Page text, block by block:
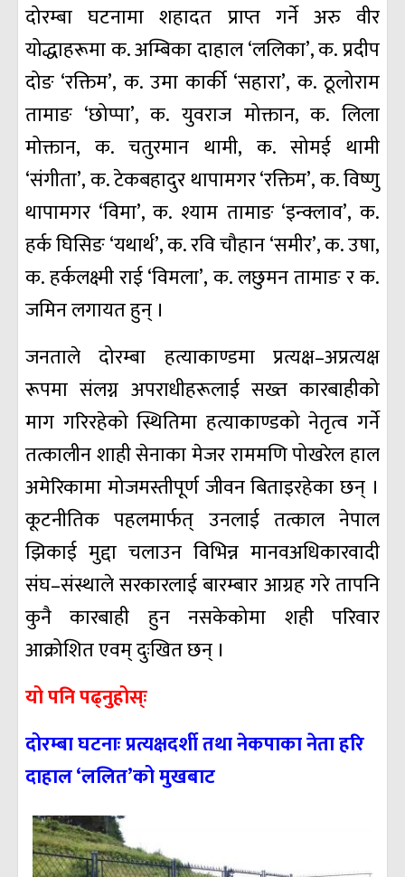
दोरम्बा घटनामा शहादत प्राप्त गर्ने अरु वीर
योद्धाहरूमा क. अम्बिका दाहाल ‘ललिका’, क. प्रदीप
दोङ ‘रक्तिम’, क. उमा कार्की ‘सहारा’, क. ठूलोराम
तामाङ ‘छोप्पा’, क. युवराज मोक्तान, क. लिला
मोक्तान, क. चतुरमान थामी, क. सोमई थामी
‘संगीता’, क. टेकबहादुर थापामगर ‘रक्तिम’, क. विष्णु
थापामगर ‘विमा’, क. श्याम तामाङ ‘इन्क्लाव’, क.
हर्क घिसिङ ‘यथार्थ’, क. रवि चौहान ‘समीर’, क. उषा,
क. हर्कलक्ष्मी राई ‘विमला’, क. लछुमन तामाङ र क.
जमिन लगायत हुन् ।
जनताले दोरम्बा हत्याकाण्डमा प्रत्यक्ष–अप्रत्यक्ष
रूपमा संलग्न अपराधीहरूलाई सख्त कारबाहीको
माग गरिरहेको स्थितिमा हत्याकाण्डको नेतृत्व गर्ने
तत्कालीन शाही सेनाका मेजर राममणि पोखरेल हाल
अमेरिकामा मोजमस्तीपूर्ण जीवन बिताइरहेका छन् ।
कूटनीतिक पहलमार्फत् उनलाई तत्काल नेपाल
झिकाई मुद्दा चलाउन विभिन्न मानवअधिकारवादी
संघ–संस्थाले सरकारलाई बारम्बार आग्रह गरे तापनि
कुनै कारबाही हुन नसकेकोमा शही परिवार
आक्रोशित एवम् दुःखित छन् ।
यो पनि पढ्नुहोस्ः
दोरम्बा घटनाः प्रत्यक्षदर्शी तथा नेकपाका नेता हरि
दाहाल ‘ललित’को मुखबाट